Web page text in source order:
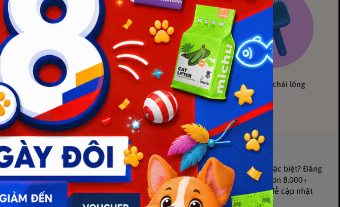
Phụ kiện Đệm - Giường Dụng cụ chải lông
Chính sách
Trang chủ
Giới thiệu
Đăng ký nhận ưu đãi
Bạn muốn nhận khuyến mãi đặc biệt? Đăng
kí tham gia ngay cộng động hơn 8.000+
người theo dõi của chúng tôi để cập nhật
khuyến mãi ngay lập tức